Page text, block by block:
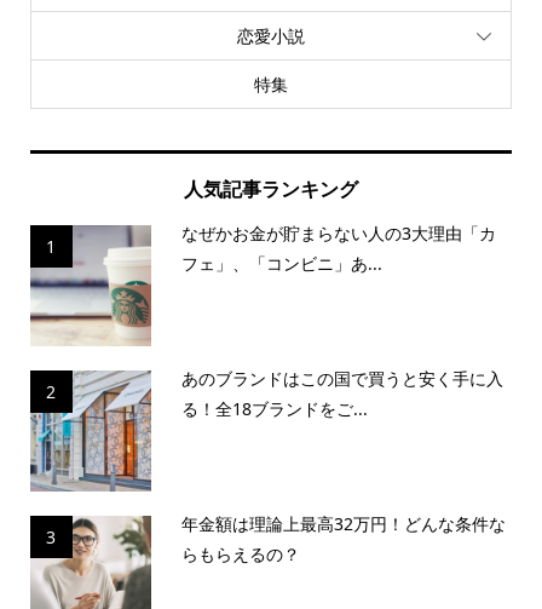
恋愛小説
特集
人気記事ランキング
1
なぜかお金が貯まらない人の3大理由「カ
フェ」、「コンビニ」あ...
2
あのブランドはこの国で買うと安く手に入
る！全18ブランドをご...
3
年金額は理論上最高32万円！どんな条件な
らもらえるの？